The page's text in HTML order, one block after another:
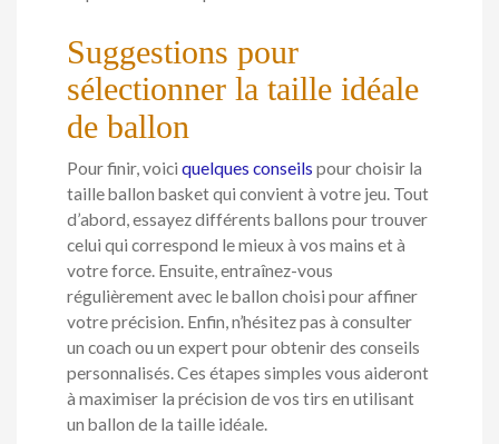
Suggestions pour
sélectionner la taille idéale
de ballon
Pour finir, voici quelques conseils pour choisir la
taille ballon basket qui convient à votre jeu. Tout
d’abord, essayez différents ballons pour trouver
celui qui correspond le mieux à vos mains et à
votre force. Ensuite, entraînez-vous
régulièrement avec le ballon choisi pour affiner
votre précision. Enfin, n’hésitez pas à consulter
un coach ou un expert pour obtenir des conseils
personnalisés. Ces étapes simples vous aideront
à maximiser la précision de vos tirs en utilisant
un ballon de la taille idéale.